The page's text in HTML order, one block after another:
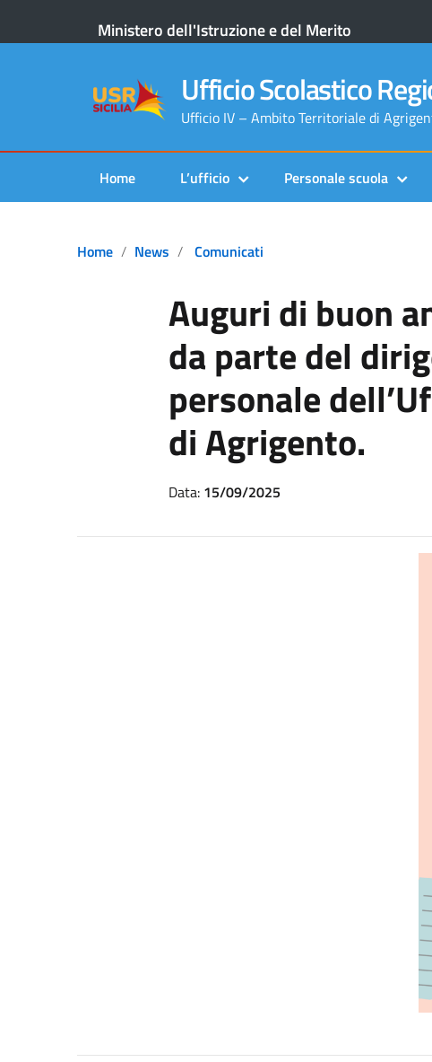
Ministero dell'Istruzione e del Merito
Ufficio Scolastico
Ufficio IV – Ambito Territoriale di
Home L’ufficio Personale scuola
Home News Comunicati
Auguri di buon
da parte del
personale
di Agrigento.
Data: 15/09/2025